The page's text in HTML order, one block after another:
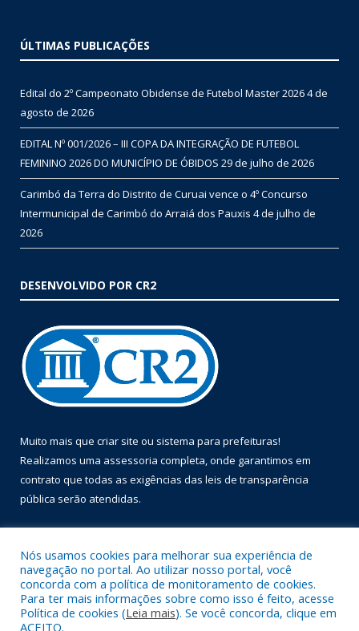
ÚLTIMAS PUBLICAÇÕES
Edital do 2º Campeonato Obidense de Futebol Master 20264 de
agosto de 2026
EDITAL Nº 001/2026 – III COPA DA INTEGRAÇÃO DE FUTEBOL
FEMININO 2026 DO MUNICÍPIO DE ÓBIDOS 29 de julho de 2026
Carimbó da Terra do Distrito de Curuai vence o 4º Concurso
Intermunicipal de Carimbó do Arraiá dos Pauxis 4 de julho de
2026
DESENVOLVIDO POR CR2
Muito mais que criar site ou sistema para prefeituras!
Realizamos uma assessoria completa, onde garantimos em
contrato que todas as exigências das leis de transparência
pública serão atendidas.
Todos os direitos reservados a Prefeitura Municipal de Óbidos.
Nós usamos cookies para melhorar sua experiência de
navegação no portal. Ao utilizar nosso portal, você
concorda com a política de monitoramento de cookies.
Para ter mais informações sobre como isso é feito, acesse
Política de cookies (Leia mais). Se você concorda, clique em
ACEITO.